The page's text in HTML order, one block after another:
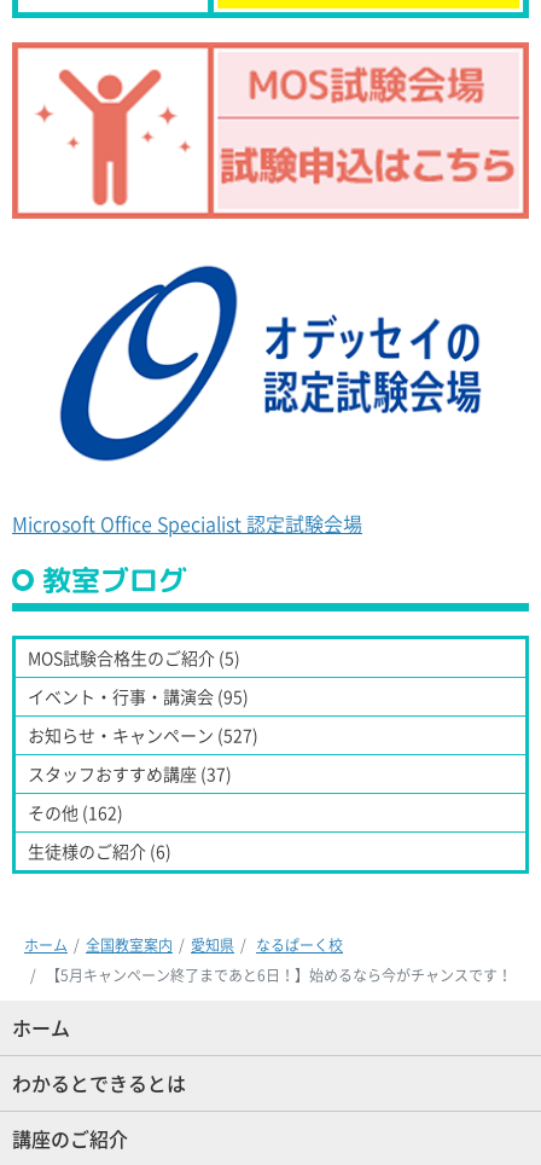
Microsoft Office Specialist 認定試験会場
教室ブログ
MOS試験合格生のご紹介 (5)
イベント・行事・講演会 (95)
お知らせ・キャンペーン (527)
スタッフおすすめ講座 (37)
その他 (162)
生徒様のご紹介 (6)
ホーム 全国教室案内 愛知県
なるぱーく校
【5月キャンペーン終了まであと6日！】始めるなら今がチャンスです！
ホーム
わかるとできるとは
講座のご紹介